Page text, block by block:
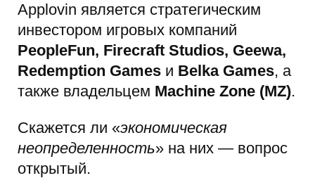
Applovin является стратегическим
инвестором игровых компаний
PeopleFun, Firecraft Studios, Geewa,
Redemption Games и Belka Games, а
также владельцем Machine Zone (MZ).
Скажется ли «экономическая
неопределенность» на них — вопрос
открытый.